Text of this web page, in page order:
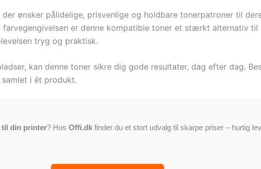
ønsker pålidelige, prisvenlige og holdbare tonerpatroner til
er denne kompatible toner et stærkt alternativ til
tryg og praktisk.
kan denne toner sikre dig gode resultater, dag efter dag.
i ét produkt.
til din printer? Hos Offi.dk finder du et stort udvalg til skarpe priser – hurtig